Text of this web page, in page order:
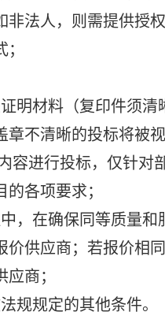
法人，则需提供授
材料（复印件须清
不清晰的投标将被视
进行投标，仅针对
各项要求；
在确保同等质量和
供应商；若报价相
商；
规定的其他条件。